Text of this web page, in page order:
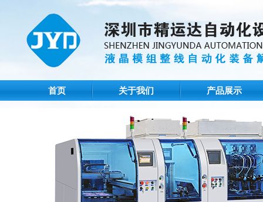
首页 关于我们 产品展示